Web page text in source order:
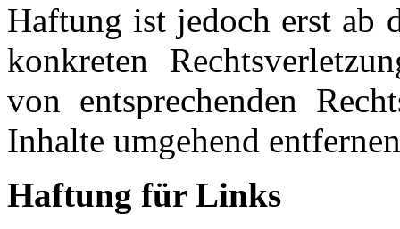
Haftung ist jedoch erst ab
konkreten
von entsprechenden
Inhalte umgehend
Haftung für Links